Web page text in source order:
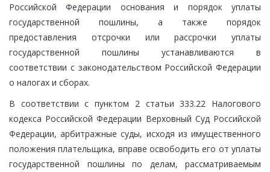
Российской Федерации основания и порядок уплаты
государственной пошлины, а также порядок
предоставления отсрочки или рассрочки уплаты
государственной пошлины устанавливаются в
соответствии с законодательством Российской Федерации
о налогах и сборах.
В соответствии с пунктом 2 статьи 333.22 Налогового
кодекса Российской Федерации Верховный Суд Российской
Федерации, арбитражные суды, исходя из имущественного
положения плательщика, вправе освободить его от уплаты
государственной пошлины по делам, рассматриваемым